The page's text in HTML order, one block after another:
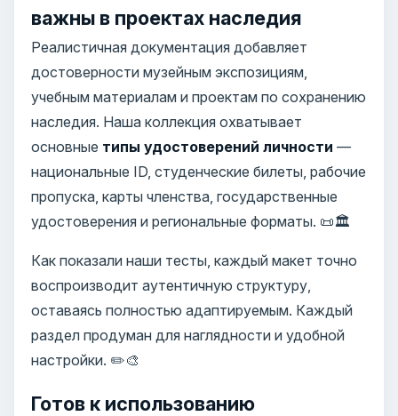
важны в проектах наследия
Реалистичная документация добавляет
достоверности музейным экспозициям,
учебным материалам и проектам по сохранению
наследия. Наша коллекция охватывает
основные типы удостоверений личности —
национальные ID, студенческие билеты, рабочие
пропуска, карты членства, государственные
удостоверения и региональные форматы. 📜🏛️
Как показали наши тесты, каждый макет точно
воспроизводит аутентичную структуру,
оставаясь полностью адаптируемым. Каждый
раздел продуман для наглядности и удобной
настройки. ✏️🎨
Готов к использованию